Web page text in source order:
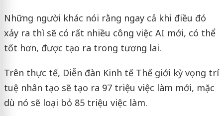
Những người khác nói rằng ngay cả khi điều đó
xảy ra thì sẽ có rất nhiều công việc AI mới, có thể
tốt hơn, được tạo ra trong tương lai.
Trên thực tế, Diễn đàn Kinh tế Thế giới kỳ vọng trí
tuệ nhân tạo sẽ tạo ra 97 triệu việc làm mới, mặc
dù nó sẽ loại bỏ 85 triệu việc làm.